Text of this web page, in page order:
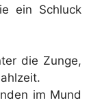
ein Schluck
die Zunge,
im Mund